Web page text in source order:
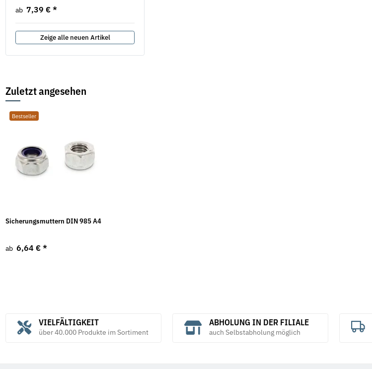
ab 7,39 € *
Zeige alle neuen Artikel
Zuletzt angesehen
Bestseller
Sicherungsmuttern DIN 985 A4
ab 6,64 € *
VIELFÄLTIGKEIT
über 40.000 Produkte im Sortiment
ABHOLUNG IN DER FILIALE
auch Selbstabholung möglich